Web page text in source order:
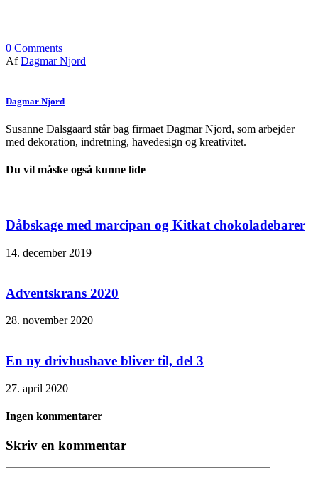
0 Comments
Af Dagmar Njord
Dagmar Njord
Susanne Dalsgaard står bag firmaet Dagmar Njord, som arbejder
med dekoration, indretning, havedesign og kreativitet.
Du vil måske også kunne lide
Dåbskage med marcipan og Kitkat chokoladebarer
14. december 2019
Adventskrans 2020
28. november 2020
En ny drivhushave bliver til, del 3
27. april 2020
Ingen kommentarer
Skriv en kommentar